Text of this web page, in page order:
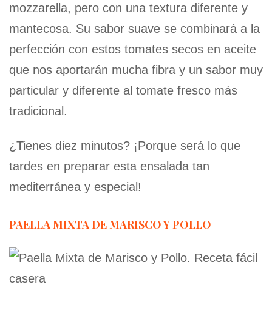
mozzarella, pero con una textura diferente y
mantecosa. Su sabor suave se combinará a la
perfección con estos tomates secos en aceite
que nos aportarán mucha fibra y un sabor muy
particular y diferente al tomate fresco más
tradicional.
¿Tienes diez minutos? ¡Porque será lo que
tardes en preparar esta ensalada tan
mediterránea y especial!
PAELLA MIXTA DE MARISCO Y POLLO